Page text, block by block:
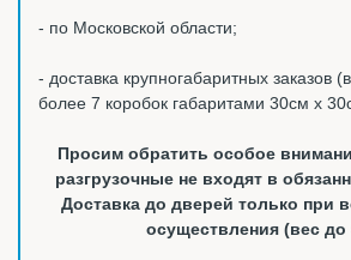
- по Московской области;
- доставка крупногабаритных заказов
более 7 коробок габаритами 30см х
Просим обратить особое
разгрузочные не входят в
Доставка до дверей только при
осуществления (вес до